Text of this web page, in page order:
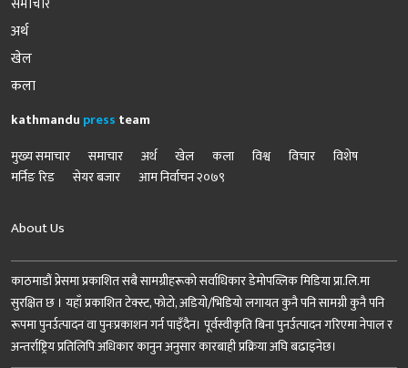
अर्थ
खेल
कला
kathmandu press team
मुख्य समाचार
समाचार अर्थ खेल कला विश्व विचार
विशेष
मर्निङ रिड
सेयर बजार आम निर्वाचन २०७९
About Us
काठमाडौं प्रेसमा प्रकाशित सबै सामग्रीहरूको सर्वाधिकार डेमोपव्लिक मिडिया प्रा.लि.मा
सुरक्षित छ । यहाँ प्रकाशित टेक्स्ट, फोटो, अडियो/भिडियो लगायत कुनै पनि सामग्री कुनै पनि
रूपमा पुनर्उत्पादन वा पुनःप्रकाशन गर्न पाइँदैन। पूर्वस्वीकृति बिना पुनर्उत्पादन गरिएमा नेपाल र
अन्तर्राष्ट्रिय प्रतिलिपि अधिकार कानुन अनुसार कारबाही प्रक्रिया अघि बढाइनेछ।